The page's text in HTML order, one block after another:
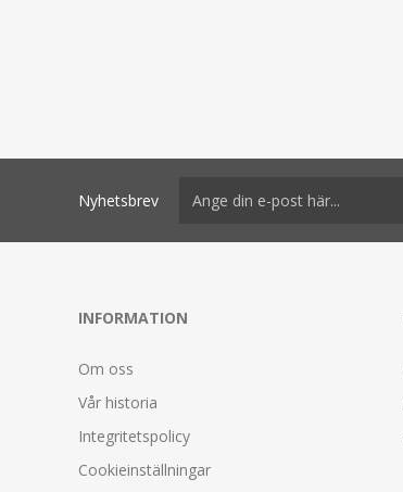
Nyhetsbrev
INFORMATION
Om oss
Vår historia
Integritetspolicy
Cookieinställningar